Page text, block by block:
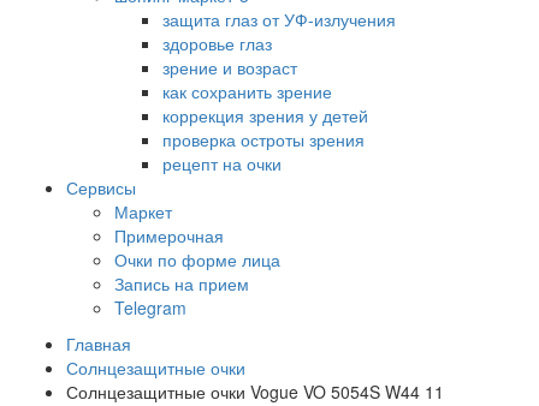
защита глаз от УФ-излучения
здоровье глаз
зрение и возраст
как сохранить зрение
коррекция зрения у детей
проверка остроты зрения
рецепт на очки
Сервисы
Маркет
Примерочная
Очки по форме лица
Запись на прием
Telegram
Главная
Солнцезащитные очки
Солнцезащитные очки Vogue VO 5054S W44 11